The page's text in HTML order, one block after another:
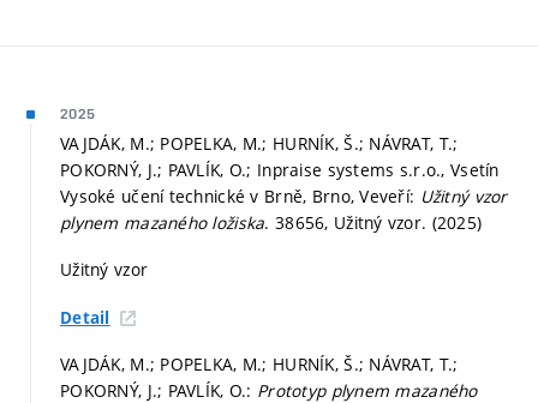
2025
VAJDÁK, M.; POPELKA, M.; HURNÍK, Š.; NÁVRAT, T.;
POKORNÝ, J.; PAVLÍK, O.; Inpraise systems s.r.o., Vsetín
Vysoké učení technické v Brně, Brno, Veveří: Užitný vzor
plynem mazaného ložiska. 38656, Užitný vzor. (2025)
Užitný vzor
Detail
VAJDÁK, M.; POPELKA, M.; HURNÍK, Š.; NÁVRAT, T.;
POKORNÝ, J.; PAVLÍK, O.: Prototyp plynem mazaného